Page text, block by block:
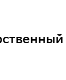
личной